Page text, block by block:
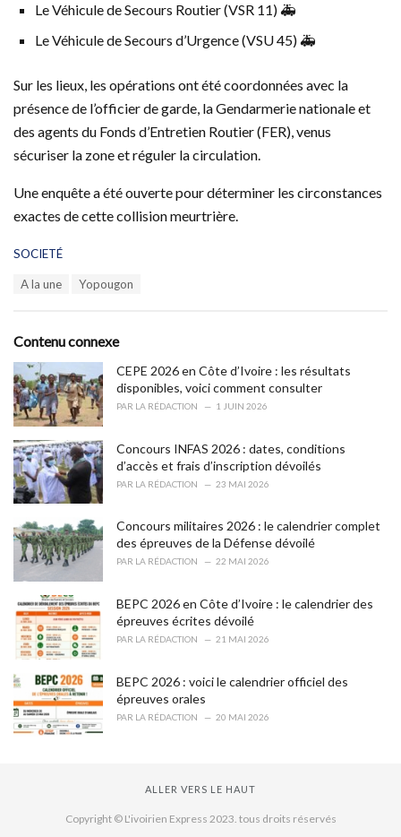
Le Véhicule de Secours Routier (VSR 11) 🚑
Le Véhicule de Secours d’Urgence (VSU 45) 🚑
Sur les lieux, les opérations ont été coordonnées avec la
présence de l’officier de garde, la Gendarmerie nationale et
des agents du Fonds d’Entretien Routier (FER), venus
sécuriser la zone et réguler la circulation.
Une enquête a été ouverte pour déterminer les circonstances
exactes de cette collision meurtrière.
C
o
r
i
e
s
:
SOCIETÉ
:
A la une Yopougon
Contenu connexe
CEPE 2026 en Côte d’Ivoire : les résultats
disponibles, voici comment consulter
PAR LA RÉDACTION 1 JUIN 2026
Concours INFAS 2026 : dates, conditions
d’accès et frais d’inscription dévoilés
PAR LA RÉDACTION 23 MAI 2026
Concours militaires 2026 : le calendrier complet
des épreuves de la Défense dévoilé
PAR LA RÉDACTION 22 MAI 2026
BEPC 2026 en Côte d’Ivoire : le calendrier des
épreuves écrites dévoilé
PAR LA RÉDACTION 21 MAI 2026
BEPC 2026 : voici le calendrier officiel des
épreuves orales
PAR LA RÉDACTION 20 MAI 2026
ALLER VERS LE HAUT
Copyright © L'ivoirien Express 2023. tous droits réservés